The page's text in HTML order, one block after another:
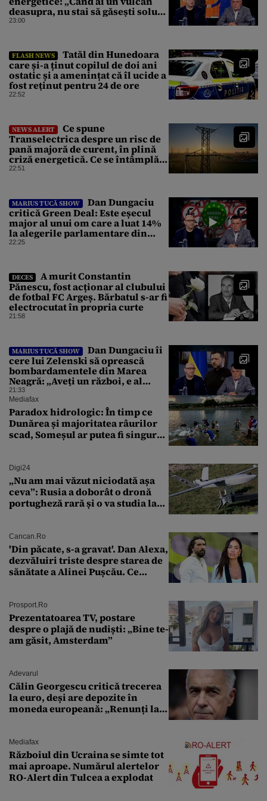
deasupra, nu stai să găsești soluții
cu leucoplast”
23:00
FLASH NEWS
Tatăl din Hunedoara
care și-a ținut copilul de doi ani
ostatic și a amenințat că îl ucide a
fost reținut pentru 24 de ore
22:52
NEWS ALERT
Ce spune
Transelectrica despre un risc de
pană majoră de curent, în plină
criză energetică. Ce se întâmplă
cu Sistemul Electroenergetic
22:51
MARIUS TUCĂ SHOW
Dan Dungaciu
critică Green Deal: Este eșecul
major al unui om care a luat 14%
la alegerile parlamentare din
Olanda
22:25
DECES
A murit Constantin
Pănescu, fost acționar al clubului
de fotbal FC Argeș. Bărbatul s-ar fi
electrocutat în propria curte
21:58
MARIUS TUCĂ SHOW
Dan Dungaciu îi
cere lui Zelenski să oprească
bombardamentele din Marea
Neagră: „Aveți un război, e al
vostru, dar lăsați restul să
circule”
21:33
Mediafax
Paradox hidrologic: În timp ce
Dunărea și majoritatea râurilor
scad, Someșul ar putea fi singurul
Digi24
„Nu am mai văzut niciodată așa
ceva”: Rusia a doborât o dronă
portugheză rară și o va studia la
Cancan.ro
'Din păcate, s-a gravat'. Dan Alexa,
dezvăluiri triste despre starea de
sănătate a Alinei Pușcău. Ce
Prosport.ro
Prezentatoarea TV, postare
despre o plajă de nudiști: „Bine te-
am găsit, Amsterdam”
Adevarul
Călin Georgescu critică trecerea
la euro, deși are depozite în
moneda europeană: „Renunți la
Mediafax
Războiul din Ucraina se simte tot
mai aproape. Numărul alertelor
RO-Alert din Tulcea a explodat